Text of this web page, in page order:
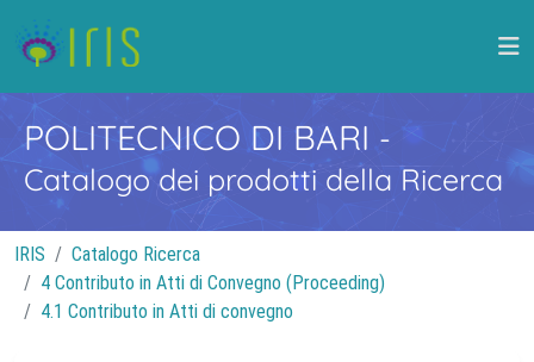
POLITECNICO DI BARI -
Catalogo dei prodotti della Ricerca
IRIS
Catalogo Ricerca
4 Contributo in Atti di Convegno (Proceeding)
4.1 Contributo in Atti di convegno